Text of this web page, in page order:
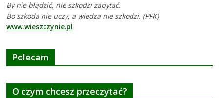
By nie błądzić, nie szkodzi zapytać.
Bo szkoda nie uczy, a wiedza nie szkodzi. (PPK)
www.wieszczynie.pl
Polecam
O czym chcesz przeczytać?